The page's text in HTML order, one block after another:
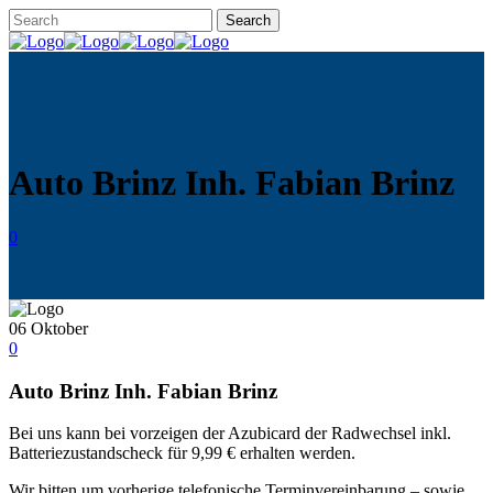
Auto Brinz Inh. Fabian Brinz
0
06 Oktober
0
Auto Brinz Inh. Fabian Brinz
Bei uns kann bei vorzeigen der Azubicard der Radwechsel inkl.
Batteriezustandscheck für 9,99 € erhalten werden.